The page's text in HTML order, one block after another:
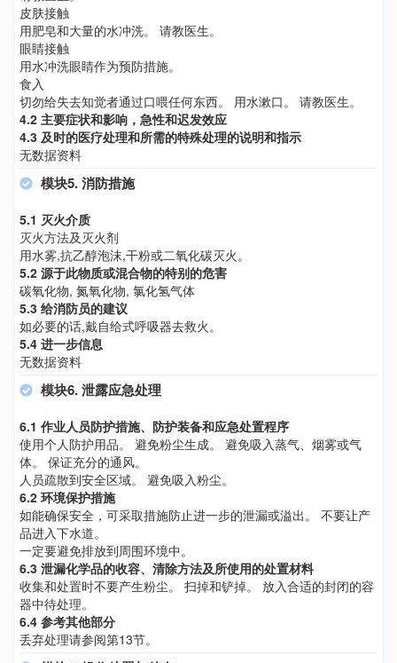
皮肤接触
用肥皂和大量的水冲洗。 请教医生。
眼睛接触
用水冲洗眼睛作为预防措施。
食入
切勿给失去知觉者通过口喂任何东西。 用水漱口。 请教医生。
4.2 主要症状和影响，急性和迟发效应
4.3 及时的医疗处理和所需的特殊处理的说明和指示
无数据资料
模块5. 消防措施
5.1 灭火介质
灭火方法及灭火剂
用水雾,抗乙醇泡沫,干粉或二氧化碳灭火。
5.2 源于此物质或混合物的特别的危害
碳氧化物, 氮氧化物, 氯化氢气体
5.3 给消防员的建议
如必要的话,戴自给式呼吸器去救火。
5.4 进一步信息
无数据资料
模块6. 泄露应急处理
6.1 作业人员防护措施、防护装备和应急处置程序
使用个人防护用品。 避免粉尘生成。 避免吸入蒸气、烟雾或气
体。 保证充分的通风。
人员疏散到安全区域。 避免吸入粉尘。
6.2 环境保护措施
如能确保安全，可采取措施防止进一步的泄漏或溢出。 不要让产
品进入下水道。
一定要避免排放到周围环境中。
6.3 泄漏化学品的收容、清除方法及所使用的处置材料
收集和处置时不要产生粉尘。 扫掉和铲掉。 放入合适的封闭的容
器中待处理。
6.4 参考其他部分
丢弃处理请参阅第13节。